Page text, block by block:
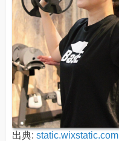
出典: static.wixstatic.com